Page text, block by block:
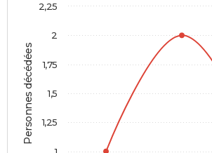
Personnes décédées 1,25
1,5
1,75
2
2,25